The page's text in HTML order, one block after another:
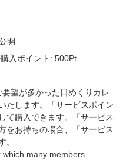
開
入ポイント: 500Pt
望が多かった日めくりカレ
たします。「サービスポイン
て購入できます。「サービス
をお持ちの場合、「サービス
。
many members